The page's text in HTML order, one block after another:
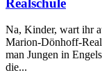
Na, Kinder, wart ihr
Marion-Dönhoff-
man Jungen in
die...